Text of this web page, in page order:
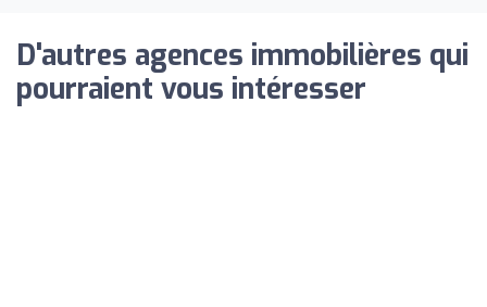
D'autres agences immobilières qui
pourraient vous intéresser